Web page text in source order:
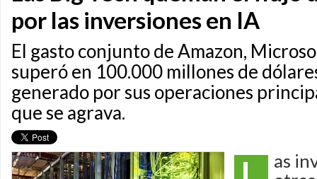
por las inversiones en IA
El gasto conjunto de Amazon,
superó en 100.000 millones de
generado por sus operaciones
que se agrava.
as